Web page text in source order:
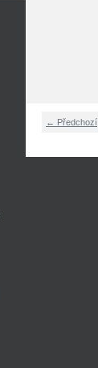
← Předchozí